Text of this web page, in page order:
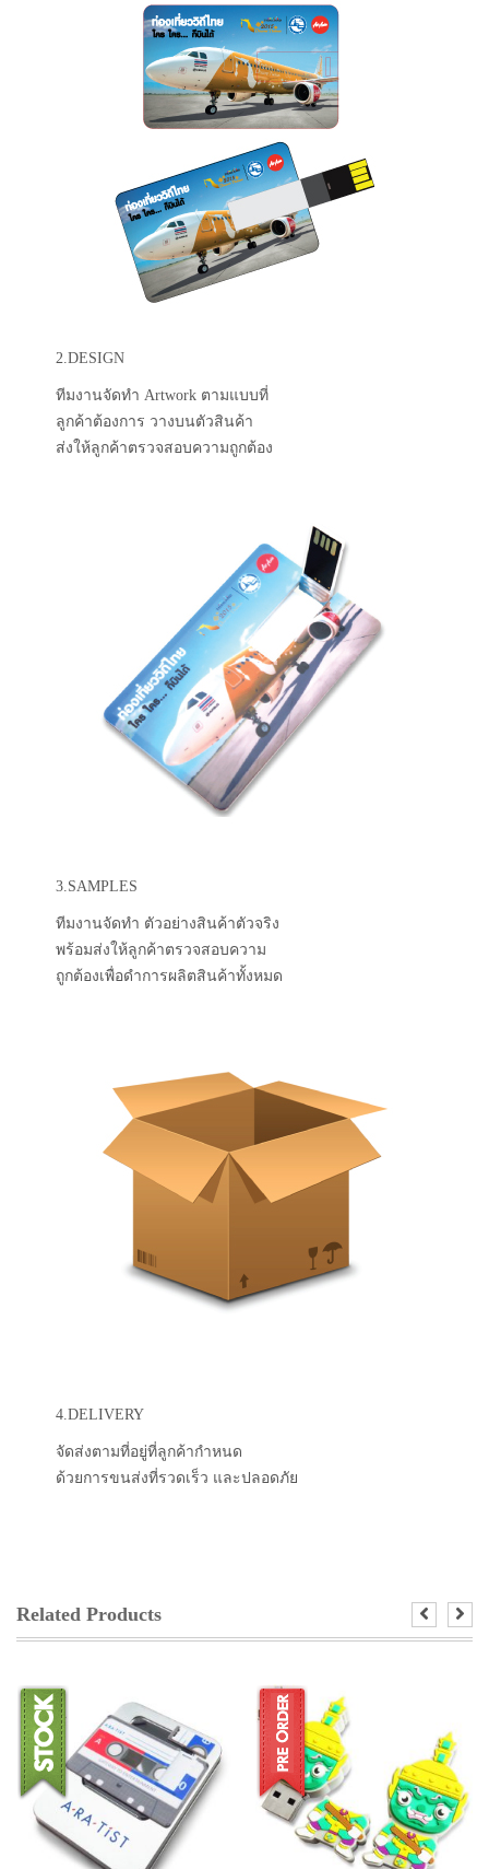
2.DESIGN
ทีมงานจัดทำ Artwork ตามแบบที่
ลูกค้าต้องการ วางบนตัวสินค้า
ส่งให้ลูกค้าตรวจสอบความถูกต้อง
3.SAMPLES
ทีมงานจัดทำ ตัวอย่างสินค้าตัวจริง
พร้อมส่งให้ลูกค้าตรวจสอบความ
ถูกต้องเพื่อดำการผลิตสินค้าทั้งหมด
4.DELIVERY
จัดส่งตามที่อยู่ที่ลูกค้ากำหนด
ด้วยการขนส่งที่รวดเร็ว และปลอดภัย
Related Products